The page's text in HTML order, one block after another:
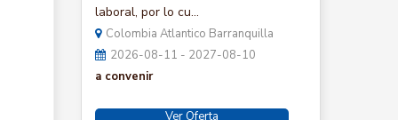
laboral, por lo cu...
Colombia Atlantico Barranquilla
2026-08-11 - 2027-08-10
a convenir
Ver Oferta